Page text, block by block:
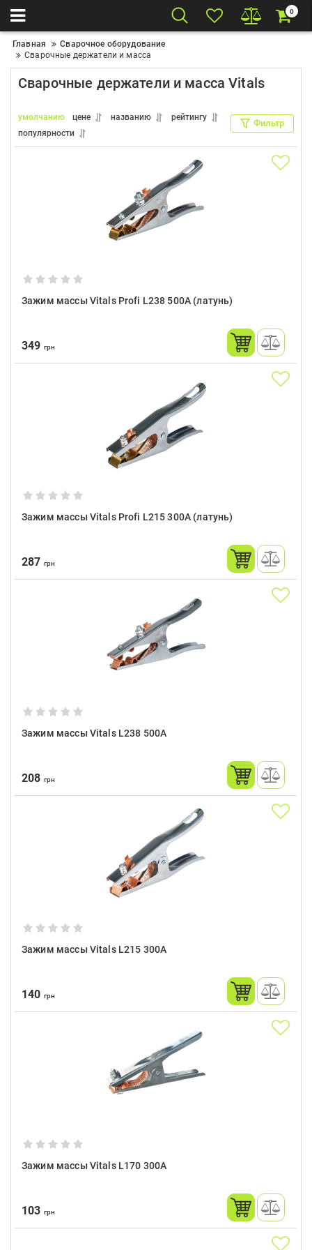
0
Главная
Сварочное оборудование
Сварочные держатели и масса
Сварочные держатели и масса Vitals
умолчанию цене названию
рейтингу
популярности
Фильтр
Зажим массы Vitals Profi L238 500A (латунь)
349 грн
Зажим массы Vitals Profi L215 300A (латунь)
287 грн
Зажим массы Vitals L238 500A
208 грн
Зажим массы Vitals L215 300A
140 грн
Зажим массы Vitals L170 300A
103 грн